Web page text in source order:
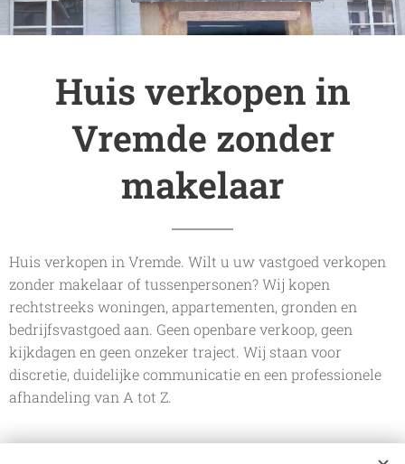
Huis verkopen in
Vremde zonder
makelaar
Huis verkopen in Vremde. Wilt u uw vastgoed verkopen
zonder makelaar of tussenpersonen? Wij kopen
rechtstreeks woningen, appartementen, gronden en
bedrijfsvastgoed aan. Geen openbare verkoop, geen
kijkdagen en geen onzeker traject. Wij staan voor
discretie, duidelijke communicatie en een professionele
afhandeling van A tot Z.